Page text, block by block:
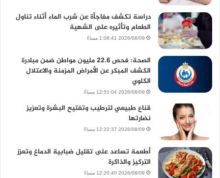
دراسة تكشف مفاجأة عن شرب الماء أثناء تناول
الطعام وتأثيره على الشهية
2026/08/09 1:08:41 مساءً
الصحة: فحص 22.6 مليون مواطن ضمن مبادرة
الكشف المبكر عن الأمراض المزمنة والاعتلال
الكلوي
2026/08/09 12:51:04 مساءً
قناع طبيعي لترطيب وتفتيح البشرة وتعزيز
نضارتها
2026/08/09 12:22:37 مساءً
أطعمة تساعد على تقليل ضبابية الدماغ وتعزز
التركيز والذاكرة
2026/08/09 12:20:40 مساءً